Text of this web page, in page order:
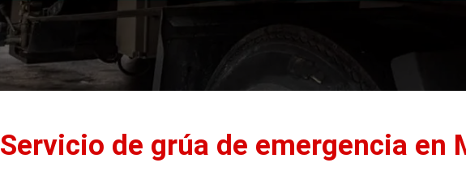
Servicio de grúa de emergencia en